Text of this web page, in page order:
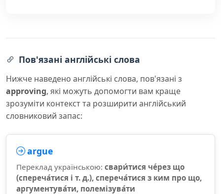
Пов'язані англійські слова
Нижче наведено англійські слова, пов'язані з
approving, які можуть допомогти вам краще
зрозуміти контекст та розширити англійський
словниковий запас:
argue
Переклад українською: свари́тися че́рез що
(спереча́тися і т. д.), спереча́тися з ким про що,
аргументува́ти, полемізува́ти